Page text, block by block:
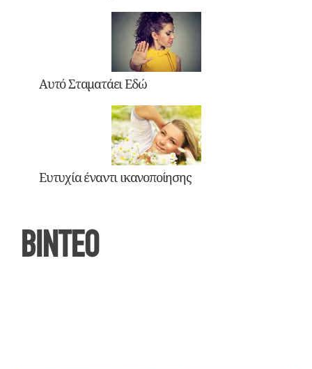
Αυτό Σταματάει Εδώ
Ευτυχία έναντι ικανοποίησης
ΒΙΝΤΕΟ